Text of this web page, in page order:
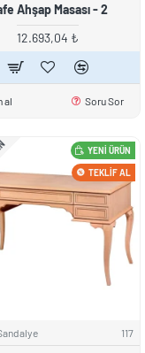
Ahşap Masası - 2
12.693,04 ₺
al Soru Sor
YENI ÜRÜN
TEKLIF AL
117